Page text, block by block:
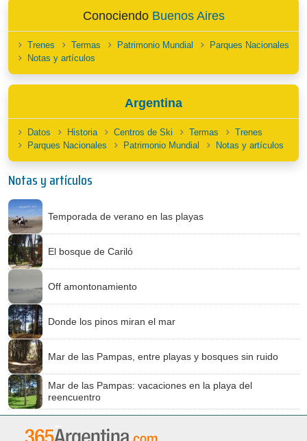
Conociendo Buenos Aires
Trenes Termas Patrimonio Mundial
Parques Nacionales
Notas y artículos
Argentina
Datos Historia Centros de Ski Termas
Trenes
Parques Nacionales
Patrimonio Mundial Notas y artículos
Notas y artículos
Temporada de verano en las playas
El bosque de Cariló
Off amontonamiento
Donde los pinos miran el mar
Mar de las Pampas, entre playas y bosques sin ruido
Mar de las Pampas: vacaciones en la playa del
reencuentro